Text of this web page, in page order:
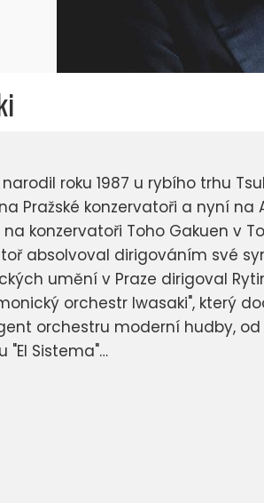
roku 1987 u rybího trhu
Pražské konzervatoři a nyní
konzervatoři Toho Gakuen v
absolvoval dirigováním své
umění v Praze dirigoval
orchestr Iwasaki", který
orchestru moderní hudby,
"El Sistema"…